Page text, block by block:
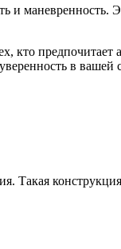
маневренность.
кто
в